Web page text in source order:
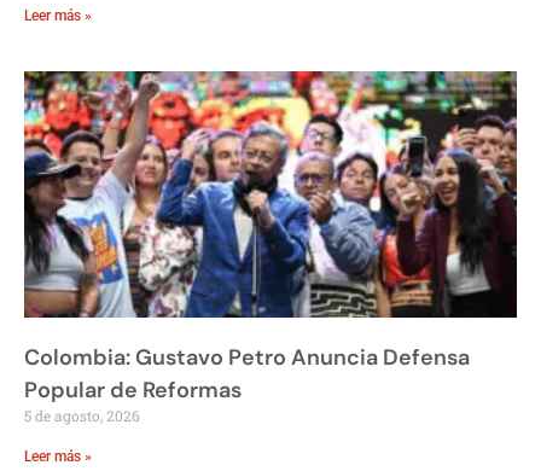
Leer más »
Colombia: Gustavo Petro Anuncia Defensa
Popular de Reformas
5 de agosto, 2026
Leer más »